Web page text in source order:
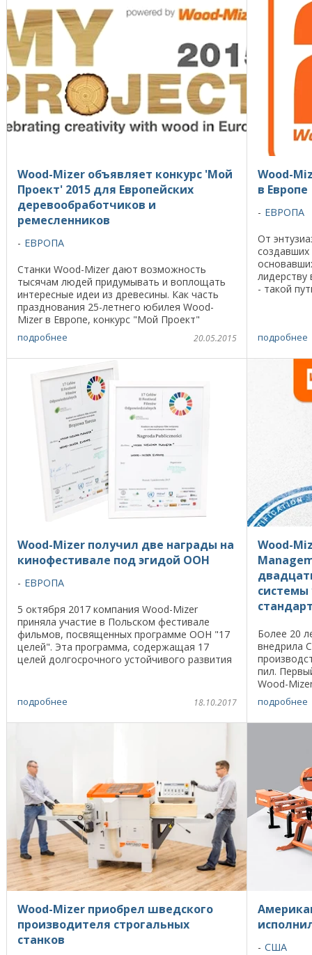
Wood-Mizer объявляет конкурс 'Мой
Проект' 2015 для Европейских
деревообработчиков и
ремесленников
ЕВРОПА
Станки Wood-Mizer дают возможность
тысячам людей придумывать и воплощать
интересные идеи из древесины. Как часть
празднования 25-летнего юбилея Wood-
Mizer в Европе, конкурс "Мой Проект"
объединит тех владельцев
ленточнопильных станков, кто сделал ...
подробнее 20.05.2015
Wood-
в Европе
ЕВРОПА
От
лидерству
- такой
подробнее
Wood-Mizer получил две награды на
кинофестивале под эгидой ООН
ЕВРОПА
5 октября 2017 компания Wood-Mizer
приняла участие в Польском фестивале
фильмов, посвященных программе ООН "17
целей". Эта программа, содержащая 17
целей долгосрочного устойчивого развития
подробнее 18.10.2017
Wood-
системы
Более 20
внедрила
пил.
Wood-
Lloyd’s ...
подробнее
Wood-Mizer приобрел шведского
производителя строгальных
станков
США